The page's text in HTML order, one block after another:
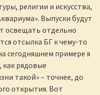
религии и искусства,
Выпуски будут
освещать отдельно
отсылка БГ к чему-то
сегодняшнем примере я
рядовые
такой» – точнее, до
открытия. Вот